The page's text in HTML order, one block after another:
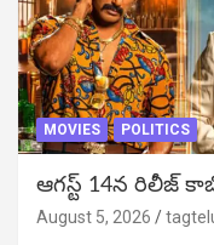
MOVIES POLITICS
ఆగస్ట్ 14న రిలీజ్
August 5, 2026